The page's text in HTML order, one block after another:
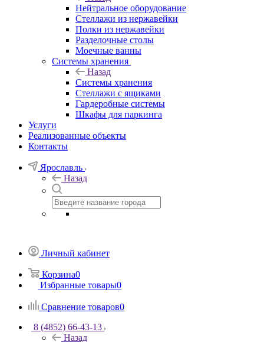
Нейтральное оборудование
Стеллажи из нержавейки
Полки из нержавейки
Разделочные столы
Моечные ванны
Системы хранения
Назад
Системы хранения
Стеллажи с ящиками
Гардеробные системы
Шкафы для паркинга
Услуги
Реализованные объекты
Контакты
Ярославль
Назад
Личный кабинет
Корзина0
Избранные товары0
Сравнение товаров0
8 (4852) 66-43-13
Назад